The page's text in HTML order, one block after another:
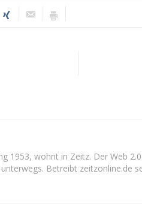
1953, wohnt in Zeitz. Der Web
Betreibt zeitzonline.de